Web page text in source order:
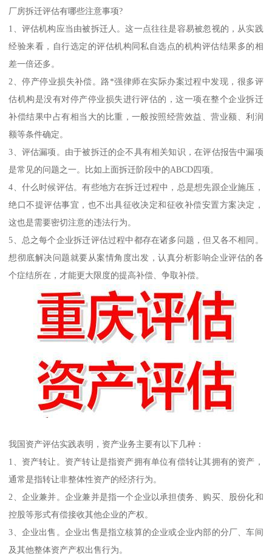
厂房拆迁评估有哪些注意事项?
1、评估机构应当由被拆迁人。这一点往往是容易被忽视的，从实践
经验来看，自行选定的评估机构同私自选点的机构评估结果多的相
差一倍还多。
2、停产停业损失补偿。路*强律师在实际办案过程中发现，很多评
估机构是没有对停产停业损失进行评估的，这一项在整个企业拆迁
补偿结果中占有相当大的比重，一般按照经营效益、营业额、利润
额等条件确定。
3、评估漏项。由于被拆迁的企不具有相关知识，在评估报告中漏项
是常见的问题之一。比如上面拆迁阶段中的ABCD四项。
4、什么时候评估。有些地方在拆迁过程中，总是想先跟企业施压，
绝口不提评估事宜，也不出具征收决定和征收补偿安置方案决定，
这也是需要密切注意的违法行为。
5、总之每个企业拆迁评估过程中都存在诸多问题，但又各不相同。
想彻底解决问题就要从案情角度出发，认真分析影响企业评估的各
个症结所在，才能更大限度的提高补偿、争取补偿。
我国资产评估实践表明，资产业务主要有以下几种：
1、资产转让。资产转让是指资产拥有单位有偿转让其拥有的资产，
通常是指转让非整体性资产的经济行为。
2、企业兼并。企业兼并是指一个企业以承担债务、购买、股份化和
控股等形式有偿接收其他企业的产权。
3、企业出售。企业出售是指立核算的企业或企业内部的分厂、车间
及其他整体资产产权出售行为。